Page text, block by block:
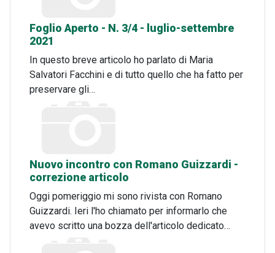
Foglio Aperto - N. 3/4 - luglio-settembre
2021
In questo breve articolo ho parlato di Maria
Salvatori Facchini e di tutto quello che ha fatto per
preservare gli…
Nuovo incontro con Romano Guizzardi -
correzione articolo
Oggi pomeriggio mi sono rivista con Romano
Guizzardi. Ieri l'ho chiamato per informarlo che
avevo scritto una bozza dell'articolo dedicato…